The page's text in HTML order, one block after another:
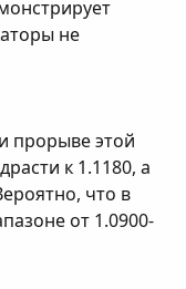
не
прорыве этой
к 1.1180, а
что в
от 1.0900-